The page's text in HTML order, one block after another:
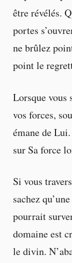
être révélés.
portes
ne brûlez
point le
Lorsque vous
vos forces,
émane de
sur Sa force
Si vous
sachez
pourrait
domaine est
le divin.